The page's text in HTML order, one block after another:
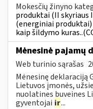
Mokesčių žinyno
produktai (II skyriaus
(energiniai
kaip šildymo
Mėnesinė pajamų
Web turinio sąrašas
Mėnesinę deklaraciją
Lietuvos įmonės,
nuolatines buveines
gyventojai ir...